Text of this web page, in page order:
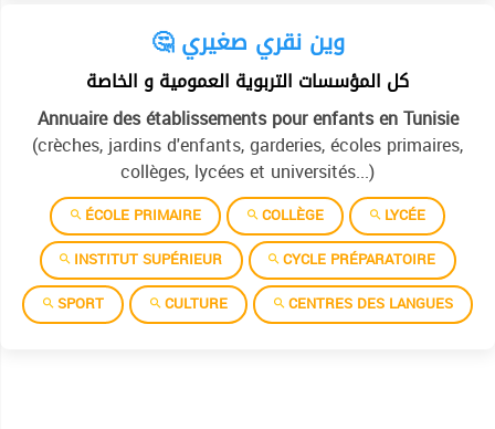
🤔 وين نقري صغيري
كل المؤسسات التربوية العمومية و الخاصة
Annuaire des établissements pour enfants en Tunisie
(crèches, jardins d'enfants, garderies, écoles primaires,
collèges, lycées et universités...)
ÉCOLE PRIMAIRE COLLÈGE
LYCÉE
INSTITUT SUPÉRIEUR
CYCLE PRÉPARATOIRE
SPORT
CULTURE CENTRES DES LANGUES